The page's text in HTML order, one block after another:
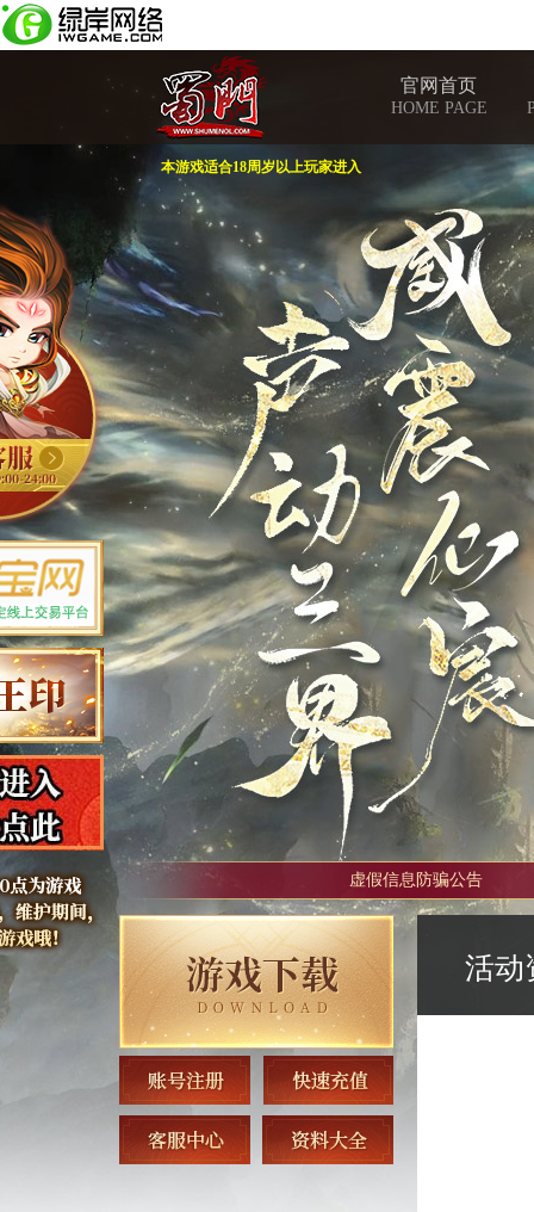
官网首页
HOME PAGE
本游戏适合18周岁以上玩家进入
虚假信息防骗公告
活动